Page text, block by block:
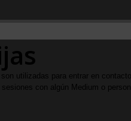
son utilizadas para entrar en
con algún Medium o